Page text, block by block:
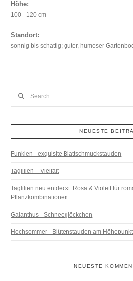
Höhe:
100 - 120 cm
Standort:
sonnig bis schattig; guter, humoser
NEUESTE
Funkien - exquisite Blattschmuckstauden
Taglilien – Vielfalt
Taglilien neu entdeckt: Rosa & Violett für
Pflanzkombinationen
Galanthus - Schneeglöckchen
Hochsommer - Blütenstauden am Höhepunkt
NEUESTE